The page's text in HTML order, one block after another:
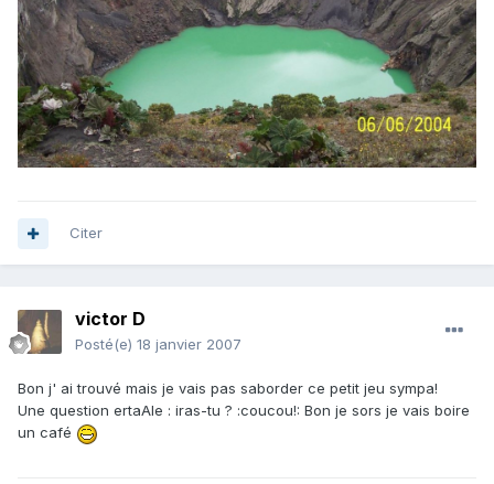
Citer
victor D
Posté(e) 18 janvier 2007
Bon j' ai trouvé mais je vais pas saborder ce petit jeu sympa!
Une question ertaAle : iras-tu ? :coucou!: Bon je sors je vais boire
un café